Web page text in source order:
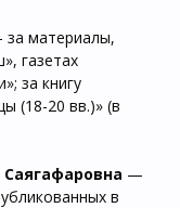
материалы,
газетах
за книгу
(18-20 вв.)» (в
—
в